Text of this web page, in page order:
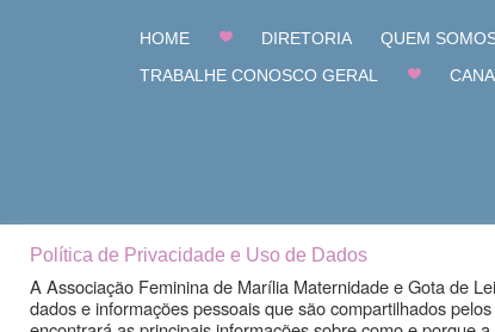
HOME DIRETORIA QUEM
TRABALHE CONOSCO GERAL
Política de Privacidade e Uso de Dados
A Associação Feminina de Marília Maternidade e Gota de
dados e informações pessoais que são compartilhados